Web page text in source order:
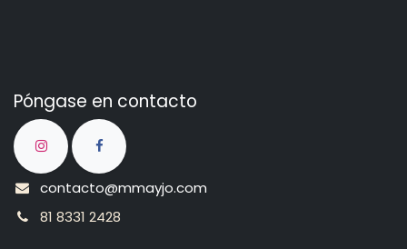
Póngase en contacto
contacto@mmayjo.com
81 8331 2428